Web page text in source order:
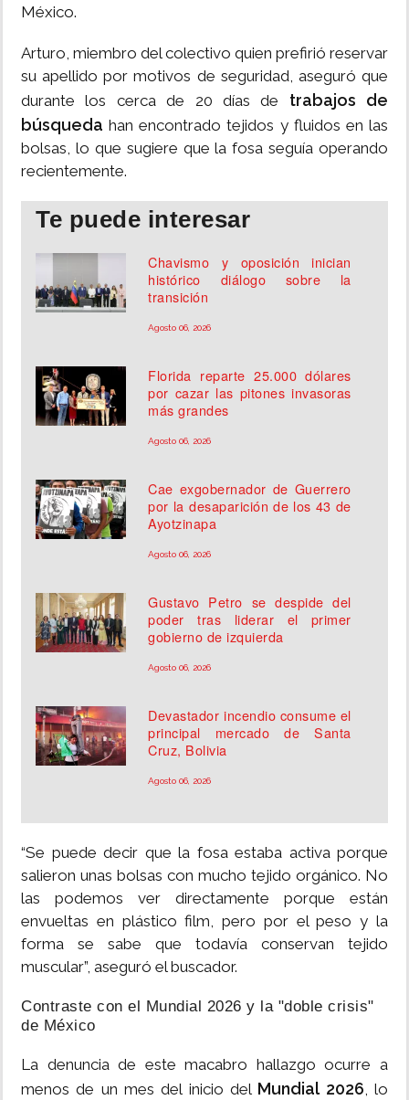
México.
​Arturo, miembro del colectivo quien prefirió reservar
su apellido por motivos de seguridad, aseguró que
durante los cerca de 20 días de trabajos de
búsqueda han encontrado tejidos y fluidos en las
bolsas, lo que sugiere que la fosa seguía operando
recientemente.
Te puede interesar
Chavismo y oposición inician
histórico diálogo sobre la
transición
Agosto 06, 2026
Florida reparte 25.000 dólares
por cazar las pitones invasoras
más grandes
Agosto 06, 2026
Cae exgobernador de Guerrero
por la desaparición de los 43 de
Ayotzinapa
Agosto 06, 2026
Gustavo Petro se despide del
poder tras liderar el primer
gobierno de izquierda
Agosto 06, 2026
Devastador incendio consume el
principal mercado de Santa
Cruz, Bolivia
Agosto 06, 2026
​“Se puede decir que la fosa estaba activa porque
salieron unas bolsas con mucho tejido orgánico. No
las podemos ver directamente porque están
envueltas en plástico film, pero por el peso y la
forma se sabe que todavía conservan tejido
muscular”, aseguró el buscador.
​Contraste con el Mundial 2026 y la "doble crisis"
de México
​La denuncia de este macabro hallazgo ocurre a
menos de un mes del inicio del Mundial 2026, lo